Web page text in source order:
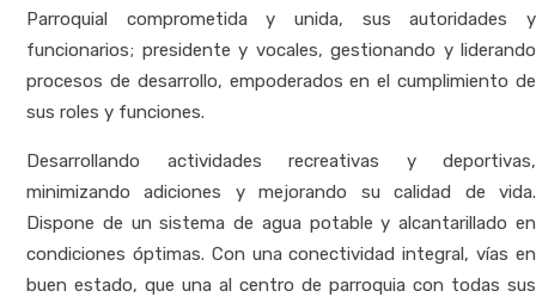
Parroquial comprometida y unida, sus autoridades y
funcionarios; presidente y vocales, gestionando y liderando
procesos de desarrollo, empoderados en el cumplimiento de
sus roles y funciones.
Desarrollando actividades recreativas y deportivas,
minimizando adiciones y mejorando su calidad de vida.
Dispone de un sistema de agua potable y alcantarillado en
condiciones óptimas. Con una conectividad integral, vías en
buen estado, que una al centro de parroquia con todas sus